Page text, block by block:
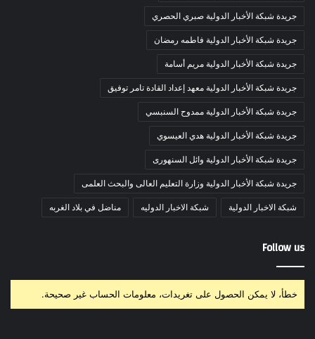
جريدة شبكة الأخبار الدولية صبري الحصري
جريدة شبكة الأخبار الدولية فاطمه رمضان
جريدة شبكة الأخبار الدولية مريم أسامة
جريدة شبكة الأخبار الدولية معهد إعداد القادة تامر توفيق
جريدة شبكة الأخبار الدولية ممدوح السنبسي
جريدة شبكة الأخبار الدولية هدي العيسوي
جريدة شبكة الأخبار الدولية وائل السنهورى
جريدة شبكة الأخبار الدولية وزارة التعليم العالى والبحث العلمى
شبكة الاخبار الدولية شبكة الاخبار الدوليه مناضل في بلاد الغربه
Follow us
خطأ، لا يمكن الحصول على تغريدات، معلومات الحساب غير صحيحة.